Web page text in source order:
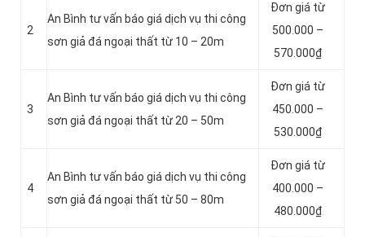
2
An Bình tư vấn báo giá dịch vụ thi công
sơn giả đá ngoại thất từ 10 – 20m
Đơn giá từ
500.000 –
570.000₫
3
An Bình tư vấn báo giá dịch vụ thi công
sơn giả đá ngoại thất từ 20 – 50m
Đơn giá từ
450.000 –
530.000₫
4
An Bình tư vấn báo giá dịch vụ thi công
sơn giả đá ngoại thất từ 50 – 80m
Đơn giá từ
400.000 –
480.000₫